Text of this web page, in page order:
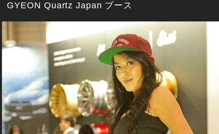
GYEON Quartz Japan ブース